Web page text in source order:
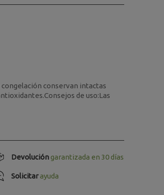
conservan intactas
de uso:Las
Devolucióngarantizada en 30 días
Solicitarayuda